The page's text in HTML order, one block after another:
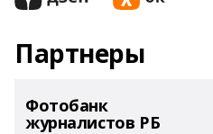
Партнеры
Фотобанк
журналистов РБ